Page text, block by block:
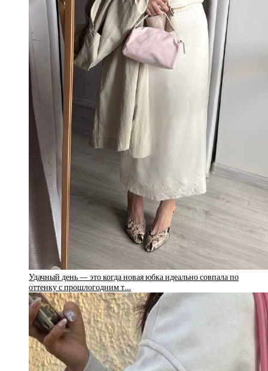
Удачный день — это когда новая юбка идеально совпала по
оттенку с прошлогодним т…